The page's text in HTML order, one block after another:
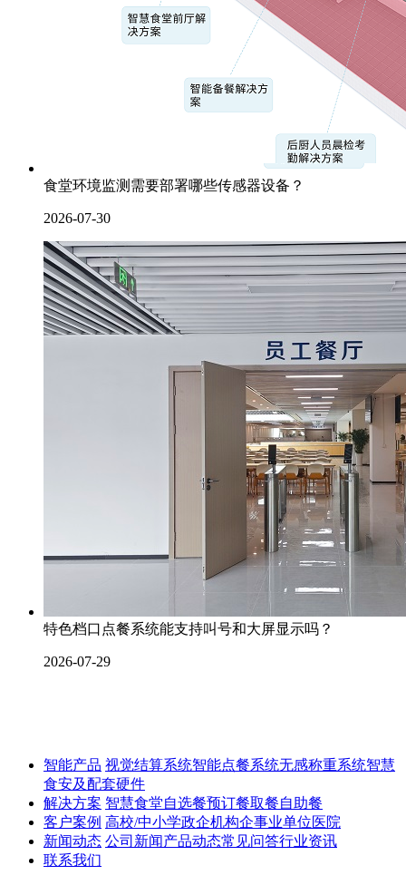
食堂环境监测需要部署哪些传感器设备？
2026-07-30
特色档口点餐系统能支持叫号和大屏显示吗？
2026-07-29
智能产品 视觉结算系统智能点餐系统无感称重系统智慧
食安及配套硬件
解决方案 智慧食堂自选餐预订餐取餐自助餐
客户案例 高校/中小学政企机构企事业单位医院
新闻动态 公司新闻产品动态常见问答行业资讯
联系我们